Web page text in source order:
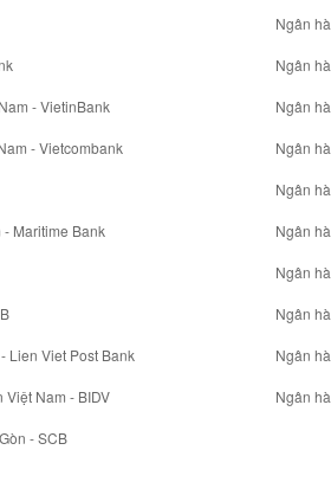
- VietinBank
- Vietcombank
Maritime Bank
Lien Viet Post Bank
Nam - BIDV
- SCB
Ngân
Ngân
Ngân
Ngân
Ngân
Ngân
Ngân
Ngân
Ngân
Ngân